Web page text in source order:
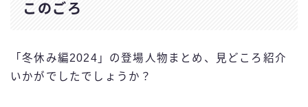
このごろ
「冬休み編2024」の登場人物まとめ、見どころ紹介
いかがでしたでしょうか？